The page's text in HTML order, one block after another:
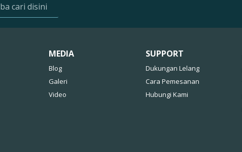
MEDIA
Blog
Galeri
Video
SUPPORT
Dukungan Lelang
Cara Pemesanan
Hubungi Kami